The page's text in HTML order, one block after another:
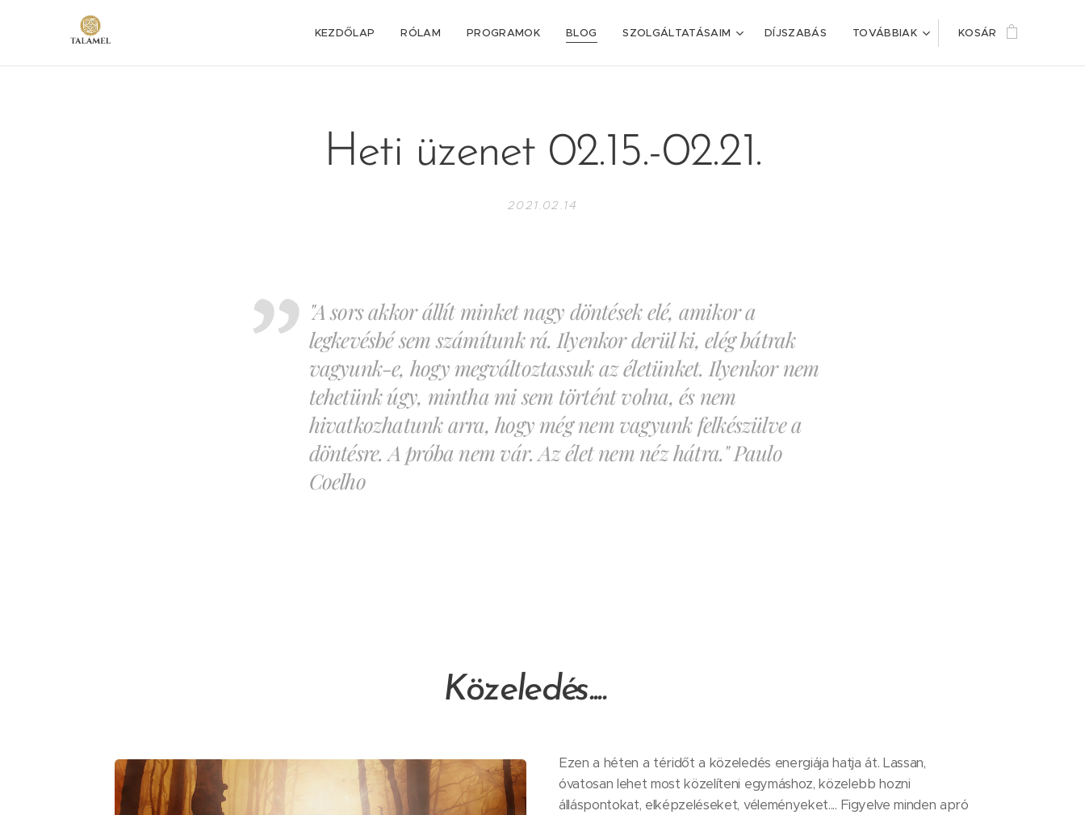
KEZDŐLAP RÓLAM PROGRAMOK BLOG SZOLGÁLTATÁSAIM DÍJSZABÁS TOVÁBBIAK KOSÁR
Heti üzenet 02.15.-02.21.
2021.02.14
"A sors akkor állít minket nagy döntések elé, amikor a
legkevésbé sem számítunk rá. Ilyenkor derül ki, elég bátrak
vagyunk-e, hogy megváltoztassuk az életünket. Ilyenkor nem
tehetünk úgy, mintha mi sem történt volna, és nem
hivatkozhatunk arra, hogy még nem vagyunk felkészülve a
döntésre. A próba nem vár. Az élet nem néz hátra." Paulo
Coelho
Közeledés....
Ezen a héten a téridőt a közeledés energiája hatja át. Lassan,
óvatosan lehet most közelíteni egymáshoz, közelebb hozni
álláspontokat, elképzeléseket, véleményeket.... Figyelve minden apró